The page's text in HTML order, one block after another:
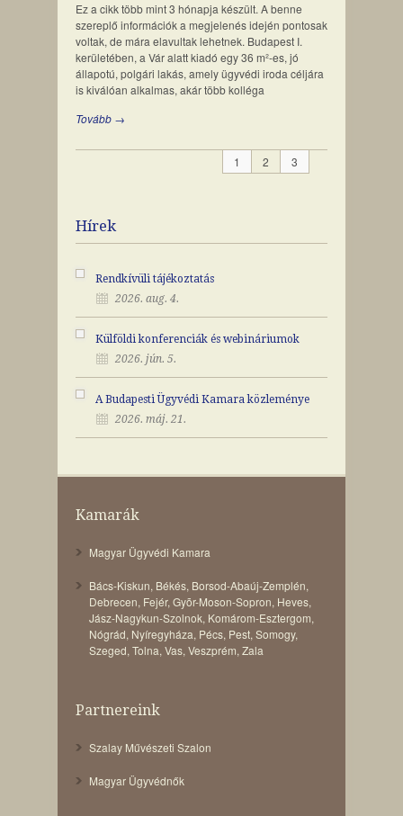
Ez a cikk több mint 3 hónapja készült. A benne
szereplő információk a megjelenés idején pontosak
voltak, de mára elavultak lehetnek. Budapest I.
kerületében, a Vár alatt kiadó egy 36 m²-es, jó
állapotú, polgári lakás, amely ügyvédi iroda céljára
is kiválóan alkalmas, akár több kolléga
Tovább →
1 2 3
Hírek
Rendkívüli tájékoztatás
2026. aug. 4.
Külföldi konferenciák és webináriumok
2026. jún. 5.
A Budapesti Ügyvédi Kamara közleménye
2026. máj. 21.
Kamarák
Magyar Ügyvédi Kamara
Bács-Kiskun, Békés, Borsod-Abaúj-Zemplén,
Debrecen, Fejér, Gyõr-Moson-Sopron, Heves,
Jász-Nagykun-Szolnok, Komárom-Esztergom,
Nógrád, Nyíregyháza, Pécs, Pest, Somogy,
Szeged, Tolna, Vas, Veszprém, Zala
Partnereink
Szalay Művészeti Szalon
Magyar Ügyvédnők